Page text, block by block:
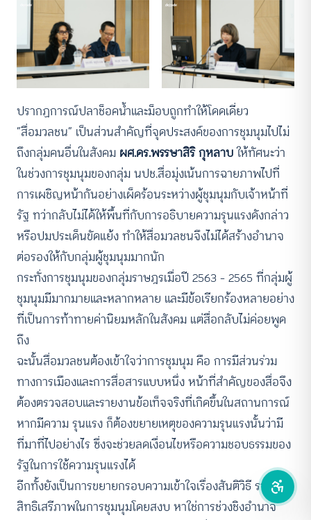
ปรากฏการณ์ปลาช็อคน้ำและม็อบถูกทำให้โดดเดี่ยว
“สื่อมวลชน” เป็นส่วนสำคัญที่จุดประสงค์ของการชุมนุมไปไม่
ถึงกลุ่มคนอื่นในสังคม ผศ.ดร.พรรษาสิริ กุหลาบให้ทัศนะว่า
ในช่วงการชุมนุมของกลุ่ม นปช.สื่อมุ่งเน้นการฉายภาพไปที่
การเผชิญหน้ากันอย่างเผ็ดร้อนระหว่างผู้ชุมนุมกับเจ้าหน้าที่
รัฐ ทว่ากลับไม่ได้ให้พื้นที่กับการอธิบายความรุนแรงดังกล่าว
หรือปมประเด็นขัดแย้ง ทำให้สื่อมวลชนจึงไม่ได้สร้างอำนาจ
ต่อรองให้กับกลุ่มผู้ชุมนุมมากนัก
กระทั่งการชุมนุมของกลุ่มราษฎรเมื่อปี 2563 – 2565 ที่กลุ่มผู้
ชุมนุมมีมากมายและหลากหลาย และมีข้อเรียกร้องหลายอย่าง
ที่เป็นการท้าทายค่านิยมหลักในสังคม แต่สื่อกลับไม่ค่อยพูด
ถึง
ฉะนั้นสื่อมวลชนต้องเข้าใจว่าการชุมนุม คือ การมีส่วนร่วม
ทางการเมืองและการสื่อสารแบบหนึ่ง หน้าที่สำคัญของสื่อจึง
ต้องตรวจสอบและรายงานข้อเท็จจริงที่เกิดขึ้นในสถานการณ์
หากมีความ รุนแรง ก็ต้องขยายเหตุของความรุนแรงนั้นว่ามี
ที่มาที่ไปอย่างไร ซึ่งจะช่วยลดเงื่อนไขหรือความชอบธรรมของ
รัฐในการใช้ความรุนแรงได้
อีกทั้งยังเป็นการขยายกรอบความเข้าใจเรื่องสันติวิธี รวมถึง
สิทธิเสรีภาพในการชุมนุมโดยสงบ หาใช่การช่วงชิงอำนาจ
ACCESS IBILITY
ขนาดตัวอักษร
ระยะห่างข้อความ
ปกติ มาก มากที่สุด
ปรับสีสำหรับตาบอดสี
ปิด Protan Deutan Tritan
คอนทราสต์สูง
โหมดขาวดำ
ฟอนต์อ่านง่าย
เน้นกรอบ Focus
ซ่อนรูปภาพ
ลดการเคลื่อนไหว